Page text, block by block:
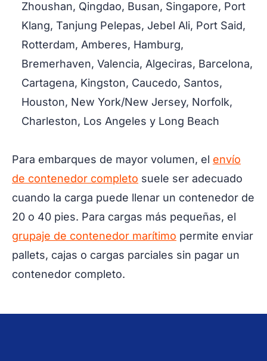
Zhoushan, Qingdao, Busan, Singapore, Port
Klang, Tanjung Pelepas, Jebel Ali, Port Said,
Rotterdam, Amberes, Hamburg,
Bremerhaven, Valencia, Algeciras, Barcelona,
Cartagena, Kingston, Caucedo, Santos,
Houston, New York/New Jersey, Norfolk,
Charleston, Los Angeles y Long Beach
Para embarques de mayor volumen, el envío
de contenedor completo suele ser adecuado
cuando la carga puede llenar un contenedor de
20 o 40 pies. Para cargas más pequeñas, el
grupaje de contenedor marítimo permite enviar
pallets, cajas o cargas parciales sin pagar un
contenedor completo.